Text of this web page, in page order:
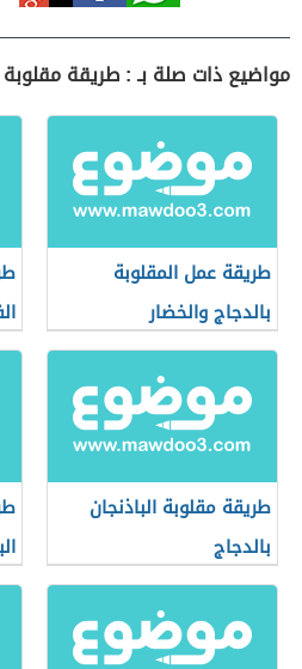
مواضيع ذات صلة بـ : طريقة مقلوبة
طريقة عمل المقلوبة
بالدجاج والخضار
طريقة مقلوبة الباذنجان
بالدجاج